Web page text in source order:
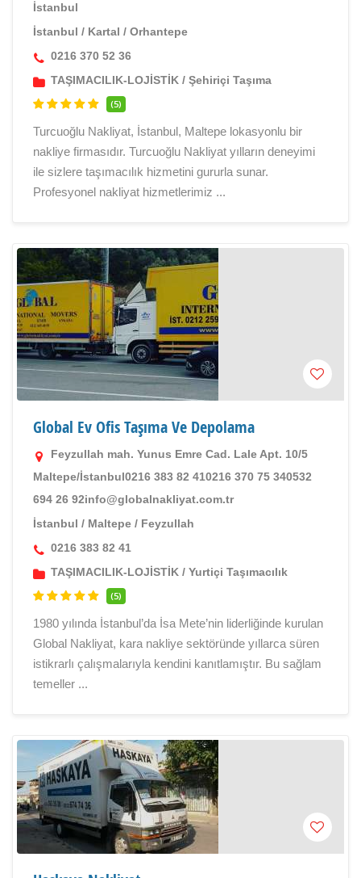
İstanbul
İstanbul / Kartal / Orhantepe
0216 370 52 36
TAŞIMACILIK-LOJİSTİK / Şehiriçi Taşıma
(5)
Turcuoğlu Nakliyat, İstanbul, Maltepe lokasyonlu bir
nakliye firmasıdır. Turcuoğlu Nakliyat yılların deneyimi
ile sizlere taşımacılık hizmetini gururla sunar.
Profesyonel nakliyat hizmetlerimiz ...
Global Ev Ofis Taşıma Ve Depolama
Feyzullah mah. Yunus Emre Cad. Lale Apt. 10/5
Maltepe/İstanbul0216 383 82 410216 370 75 340532
694 26 92info@globalnakliyat.com.tr
İstanbul / Maltepe / Feyzullah
0216 383 82 41
TAŞIMACILIK-LOJİSTİK / Yurtiçi Taşımacılık
(5)
1980 yılında İstanbul’da İsa Mete’nin liderliğinde kurulan
Global Nakliyat, kara nakliye sektöründe yıllarca süren
istikrarlı çalışmalarıyla kendini kanıtlamıştır. Bu sağlam
temeller ...